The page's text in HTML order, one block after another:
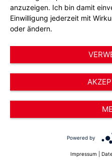
Cookie-Einstellungen
© 2026 AWO Düsseldorf
anzuzeigen. Ich bin damit
Einwilligung jederzeit mit
oder ändern.
Powered by
Impressum